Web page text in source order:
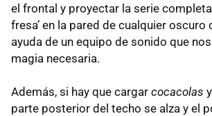
el frontal y proyectar la serie completa
fresa’ en la pared de cualquier oscuro
ayuda de un equipo de sonido que
magia necesaria.
Además, si hay que cargar cocacolas
parte posterior del techo se alza y el